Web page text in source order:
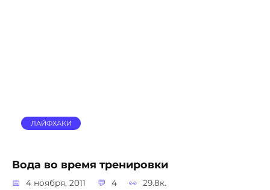
ЛАЙФХАКИ
Вода во время тренировки
4 ноября, 2011 4 29.8к.